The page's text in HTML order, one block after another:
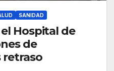
SANIDAD
Hospital de
de
retraso